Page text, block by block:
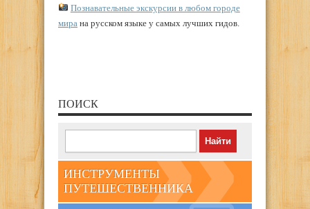
Познавательные экскурсии в любом городе
мира на русском языке у самых лучших гидов.
ПОИСК
ИНСТРУМЕНТЫ
ПУТЕШЕСТВЕННИКА